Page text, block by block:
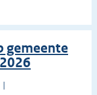
gemeente